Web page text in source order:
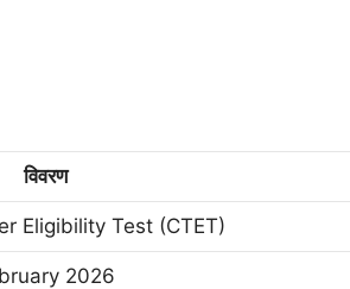
विवरण
Eligibility Test (CTET)
2026